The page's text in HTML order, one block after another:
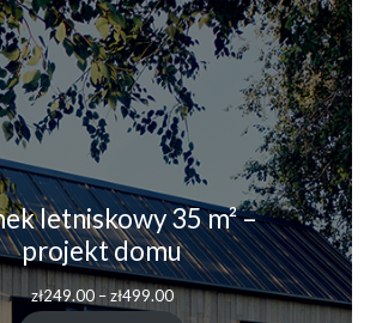
letniskowy 35 m² –
projekt domu
zł249.00 – zł499.00